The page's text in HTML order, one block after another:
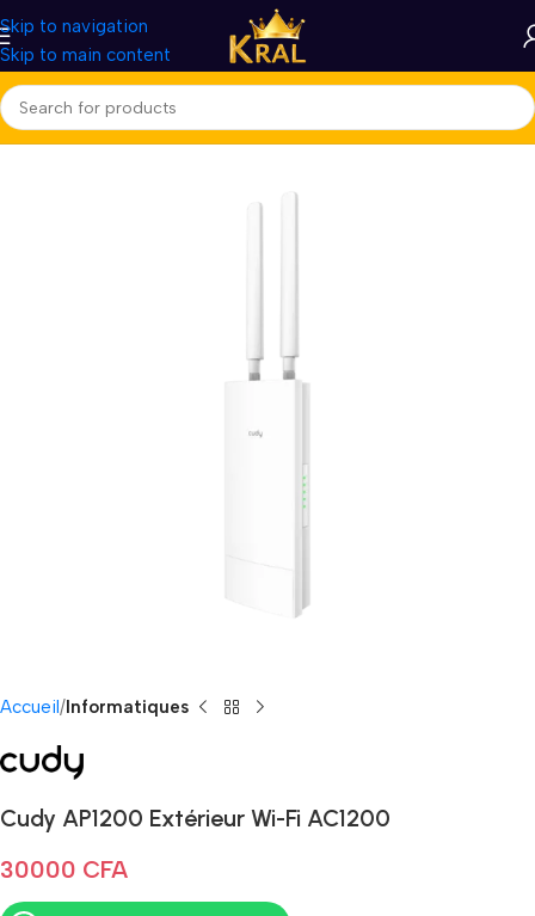
Skip to navigation
Skip to main content
Accueil Informatiques
Cudy AP1200 Extérieur Wi-Fi AC1200
30000 CFA